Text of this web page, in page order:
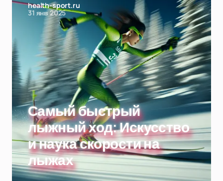
health-sport.ru
31 янв 2025
Самый быстрый
лыжный ход: Искусство
и наука скорости на
лыжах